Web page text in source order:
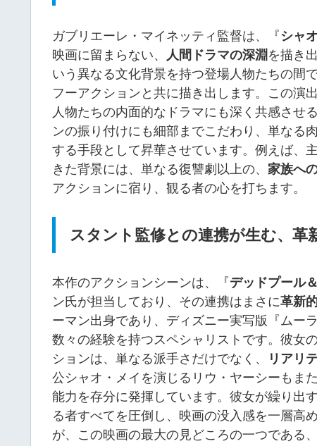
ガブリエーレ・マイネッティ監督は、『 シャ
映画に留まらない、
人間ドラマの深淵 を描き
いう異なる文化背景を持つ登場人物たちの間
フーアクションと共に描き出します。この演
人物たちの内面的なドラマにも深く共感させ
ンの振り付けにも細部までこだわり、単なる
する手段として昇華させています。例えば、
きた背景には、単なる復讐劇以上の、 家族へ
アクションに宿り、観る者の心を打ちます。
スタント監修との連携が生む、革
本作のアクションシーンは、『デッドプール
ン氏が担当しており、その連携はまさに革新
ーマン出身であり、ディズニー実写版『ムー
数々の経験を持つスペシャリストです。彼女
ションは、単なる派手さだけでなく、
リアリ
公シャオ・メイを演じるリウ・ヤーシーもま
能力を存分に発揮しています。彼女が繰り出
る者すべてを圧倒し、映画の没入感を一層高
が、この映画の最大の見どころの一つである、